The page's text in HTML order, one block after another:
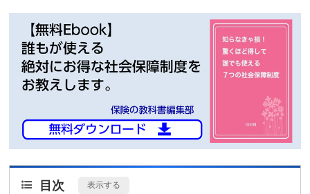
目次 表示する